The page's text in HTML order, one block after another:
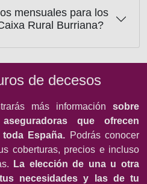
mensuales para los
Rural Burriana?
de decesos
más información sobre
que ofrecen
España. Podrás conocer
coberturas, precios e incluso
La elección de una u otra
necesidades y las de tu